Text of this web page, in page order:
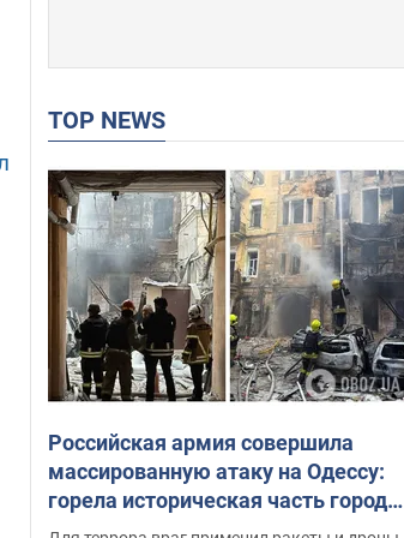
TOP NEWS
Российская армия совершила
массированную атаку на Одессу:
горела историческая часть города,
есть пострадавшие. Фото и видео